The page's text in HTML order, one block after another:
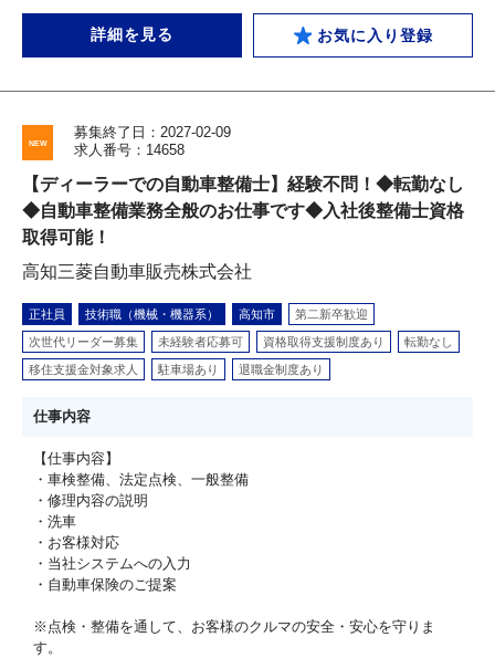
詳細を見る お気に入り登録
募集終了日：2027-02-09
求人番号：14658
【ディーラーでの自動車整備士】経験不問！◆転勤なし
◆自動車整備業務全般のお仕事です◆入社後整備士資格
取得可能！
高知三菱自動車販売株式会社
正社員 技術職（機械・機器系） 高知市 第二新卒歓迎
次世代リーダー募集 未経験者応募可 資格取得支援制度あり 転勤なし
移住支援金対象求人 駐車場あり 退職金制度あり
仕事内容
【仕事内容】
・車検整備、法定点検、一般整備
・修理内容の説明
・洗車
・お客様対応
・当社システムへの入力
・自動車保険のご提案
※点検・整備を通して、お客様のクルマの安全・安心を守りま
す。